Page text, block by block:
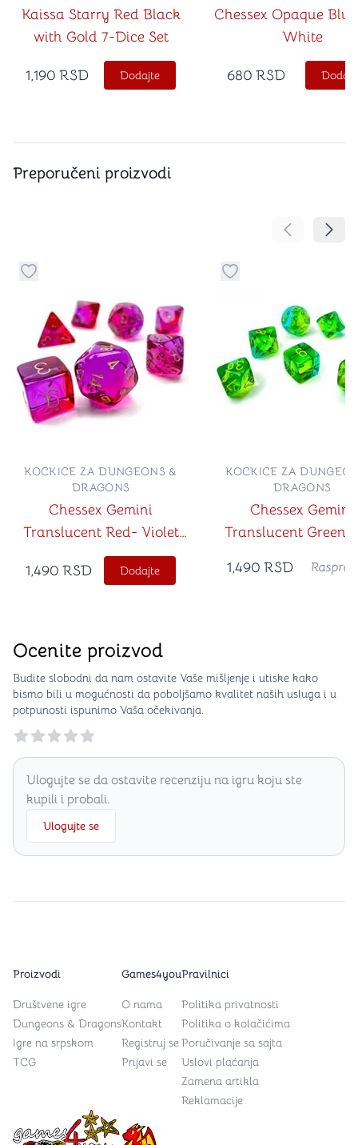
Kaissa Starry Red Black
with Gold 7-Dice Set
1,190 RSD Dodajte
Chessex Opaque
White
680 RSD
Preporučeni proizvodi
Pomeranje
Dugme za dodavanje stvari u kategoriju omiljeno
Chessex Gemini
Translucent Red- Violet
with Gold 7-Dice Set
KOCKICE ZA DUNGEONS &
DRAGONS
1,490 RSD Dodajte
Dugme za dodavanje
Chessex Gemini
Translucent Green-
KOCKICE ZA
DRAGONS
1,490 RSD
Ocenite proizvod
Budite slobodni da nam ostavite Vaše mišljenje i utiske kako
bismo bili u mogućnosti da poboljšamo kvalitet naših usluga i u
potpunosti ispunimo Vaša očekivanja.
Reviews
Ulogujte se da ostavite recenziju na igru koju ste
kupili i probali.
Ulogujte se
Games4you logo
Proizvodi
Društvene igre
Dungeons & Dragons
Igre na srpskom
TCG
Games4you
O nama
Kontakt
Registruj se
Prijavi se
Pravilnici
Politika privatnosti
Politika o kolačićima
Poručivanje sa sajta
Uslovi plaćanja
Zamena artikla
Reklamacije